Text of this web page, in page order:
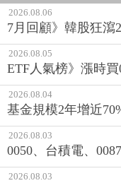
2026.08.06
7月回顧》韓股狂瀉
2026.08.05
ETF人氣榜》漲時
2026.08.04
基金規模2年增近
2026.08.03
0050、台積電、
2026.08.03